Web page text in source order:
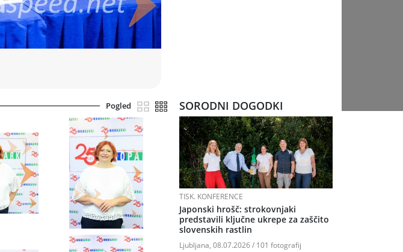
Pogled SORODNI DOGODKI
TISK. KONFERENCE
Japonski hrošč: strokovnjaki
predstavili ključne ukrepe za zaščito
slovenskih rastlin
Ljubljana, 08.07.2026 / 101 fotografij